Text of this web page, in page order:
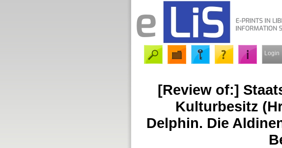
Login
[Review of:]
Kulturbesitz
Delphin. Die